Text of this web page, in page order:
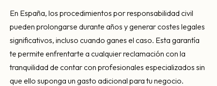
En España, los procedimientos por responsabilidad civil
pueden prolongarse durante años y generar costes legales
significativos, incluso cuando ganes el caso. Esta garantía
te permite enfrentarte a cualquier reclamación con la
tranquilidad de contar con profesionales especializados sin
que ello suponga un gasto adicional para tu negocio.